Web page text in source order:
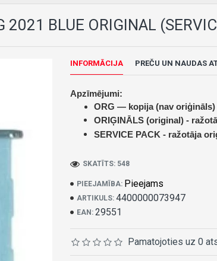
BLUE ORIGINAL
INFORMĀCIJA PREČU UN NAUDAS
Apzīmējumi:
ORG — kopija (nav oriģināls)
ORIĢINĀLS (original) -
SERVICE PACK - ražotāja
PIEEJAMĪBA: Pieejams
ARTIKULS: 4400000073947
EAN: 29551
SKATĪTS: 548
Pamatojoties uz 0